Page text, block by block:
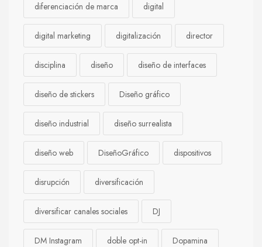
diferenciación de marca digital
digital marketing digitalización director
disciplina diseño diseño de interfaces
diseño de stickers Diseño gráfico
diseño industrial diseño surrealista
diseño web DiseñoGráfico dispositivos
disrupción diversificación
diversificar canales sociales DJ
DM Instagram doble opt-in Dopamina